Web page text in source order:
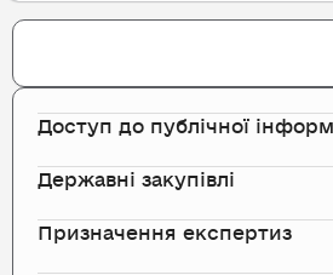
Search
Доступ до публічної
Державні закупівлі
Призначення експертиз